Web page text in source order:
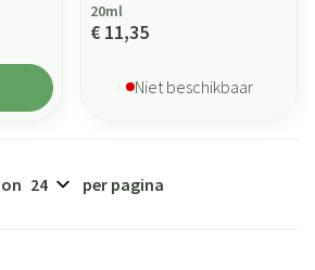
20ml
€ 11,35
Niet beschikbaar
per pagina